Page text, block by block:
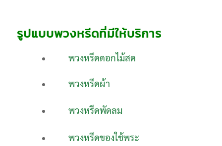
รูปแบบพวงหรีดที่มีให้บริการ
พวงหรีดดอกไม้สด
พวงหรีดผ้า
พวงหรีดพัดลม
พวงหรีดของใช้พระ